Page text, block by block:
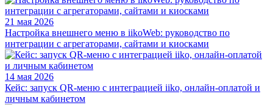
21 мая 2026
Настройка внешнего меню в iikoWeb: руководство по
интеграции с агрегаторами, сайтами и киосками
14 мая 2026
Кейс: запуск QR-меню с интеграцией iiko, онлайн-оплатой и
личным кабинетом